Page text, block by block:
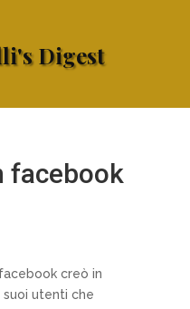
Digest
facebook
creò in
utenti che